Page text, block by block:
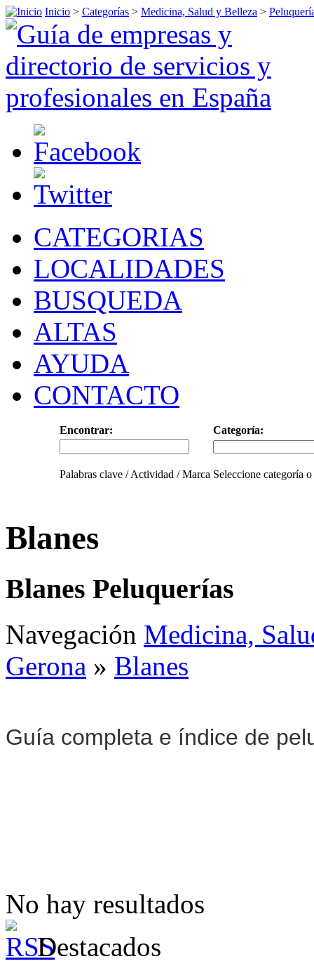
Inicio > Categorías > Medicina, Salud y Belleza >
CATEGORIAS
LOCALIDADES
BUSQUEDA
ALTAS
AYUDA
CONTACTO
Encontrar: Categoría:
Palabras clave / Actividad / Marca Seleccione categoría
Blanes
Blanes Peluquerías
Navegación Medicina,
Gerona » Blanes
Guía completa e índice de
No hay resultados
Destacados